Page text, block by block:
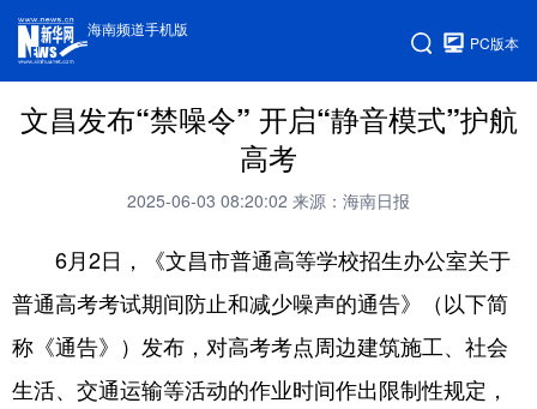
海南频道手机版
PC版本
文昌发布“禁噪令” 开启“静音模式”护航
高考
2025-06-03 08:20:02 来源：海南日报
6月2日，《文昌市普通高等学校招生办公室关于
普通高考考试期间防止和减少噪声的通告》（以下简
称《通告》）发布，对高考考点周边建筑施工、社会
生活、交通运输等活动的作业时间作出限制性规定，